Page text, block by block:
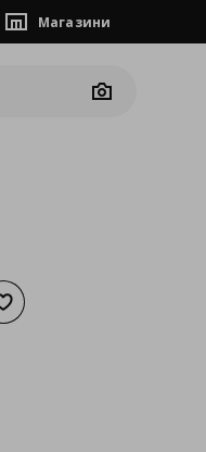
Магазини
Camera
Добави към списъка с